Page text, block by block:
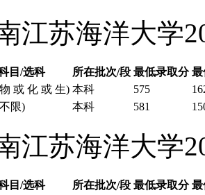
江苏海洋大学
目/选科 所在批次/段 最低录取分 最
或 化 或 生) 本科 575
限) 本科 581
江苏海洋大学
目/选科 所在批次/段 最低录取分 最